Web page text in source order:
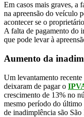
Em casos mais graves, a
na apreensão do veículo
acontecer se o
A falta de pagamento do
que pode levar à
Aumento da
Um levantamento
deixaram de pagar o
crescimento de 13% no
mesmo período do último
de inadimplência são